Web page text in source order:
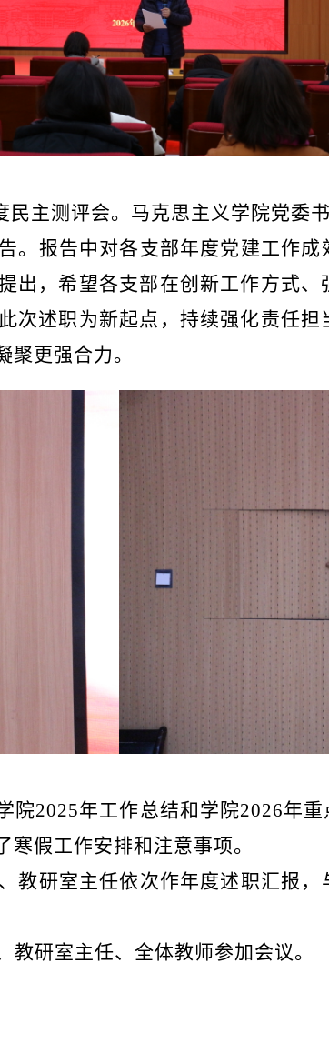
主测评会。马克思主义学院党委
。报告中对各支部年度党建工作
出，希望各支部在创新工作方式
次述职为新起点，持续强化责任
更强合力。
院2025年工作总结和学院2026年
假工作安排和注意事项。
教研室主任依次作年度述职汇报，
研室主任、全体教师参加会议。